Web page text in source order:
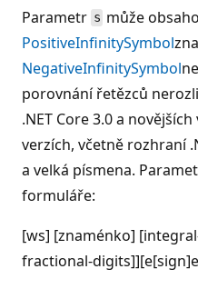
Parametr s může
PositiveInfinitySymbol
NegativeInfinitySymbol
porovnání řetězců
.NET Core 3.0 a
verzích, včetně rozhraní
a velká písmena.
formuláře:
[ws] [znaménko]
fractional-